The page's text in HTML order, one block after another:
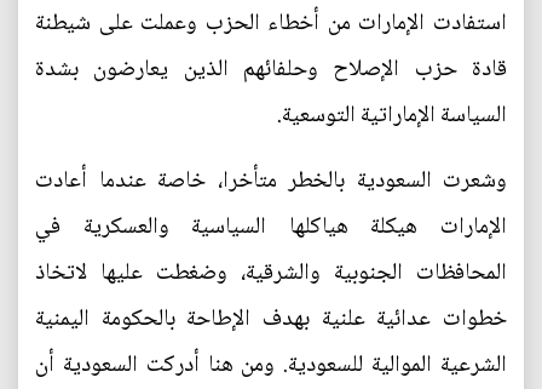
استفادت الإمارات من أخطاء الحزب وعملت على شيطنة
قادة حزب الإصلاح وحلفائهم الذين يعارضون بشدة
السياسة الإماراتية التوسعية.
وشعرت السعودية بالخطر متأخرا، خاصة عندما أعادت
الإمارات هيكلة هياكلها السياسية والعسكرية في
المحافظات الجنوبية والشرقية، وضغطت عليها لاتخاذ
خطوات عدائية علنية بهدف الإطاحة بالحكومة اليمنية
الشرعية الموالية للسعودية. ومن هنا أدركت السعودية أن